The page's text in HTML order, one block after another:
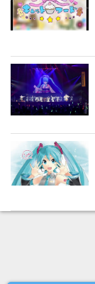
生放送
チャンネル
マンガ